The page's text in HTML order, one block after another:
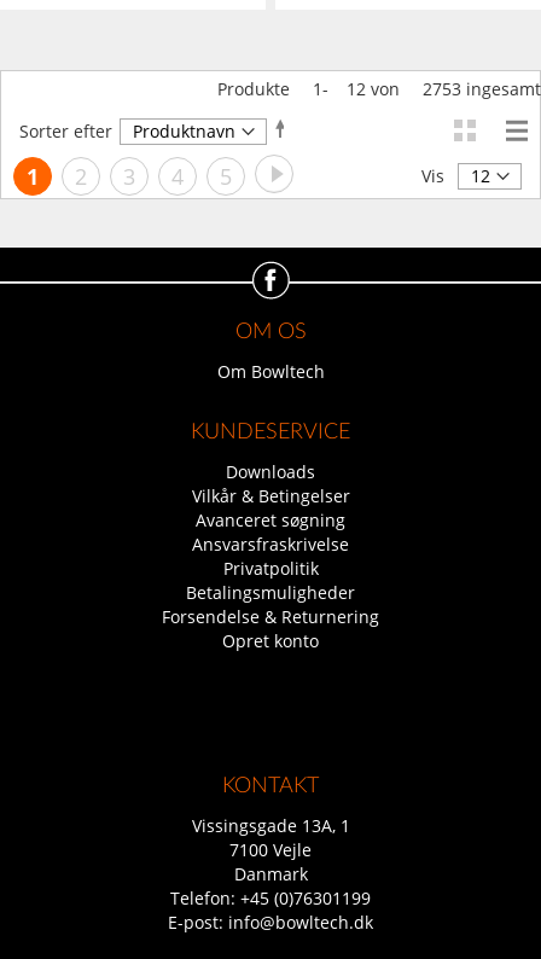
Produkte 1- 12 von 2753 ingesamt
Sorter efter
Faldende
orden
Side
Du
i
øjeblikket
1 Side
2 Side
3 Side
4 Side
5 Side
Videre Vis
OM OS
Om Bowltech
KUNDESERVICE
Downloads
Vilkår & Betingelser
Avanceret søgning
Ansvarsfraskrivelse
Privatpolitik
Betalingsmuligheder
Forsendelse & Returnering
Opret konto
KONTAKT
Vissingsgade 13A, 1
7100 Vejle
Danmark
Telefon: +45 (0)76301199
E-post: info@bowltech.dk